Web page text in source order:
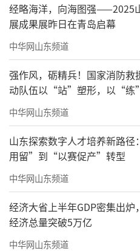
生福祉。要扎实推进党
不断从党的百年奋斗历
奋力实现“三个走在前”
周乃翔还来到淄博
了淄博陶瓷历史文化和
（来源：大众日报
经略海洋，向海图强——2025
展成果展昨日在青岛启幕
中华网山东频道
强作风，砺精兵！国家消防救
动队伍以“站”塑形，以“练
中华网山东频道
山东探索数字人才培养新路
用留”到“以赛促产”转型
中华网山东频道
经济大省上半年GDP密集出炉
经济总量突破5万亿
中华网山东频道